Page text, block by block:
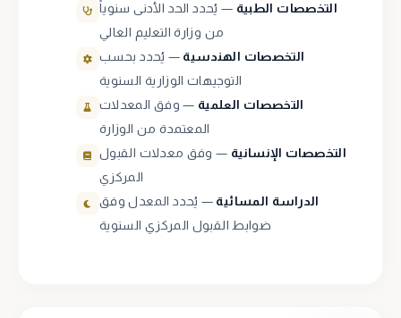
التخصصات الطبية — يُحدد الحد الأدنى سنوياً
من وزارة التعليم العالي
التخصصات الهندسية — يُحدد بحسب
التوجيهات الوزارية السنوية
التخصصات العلمية — وفق المعدلات
المعتمدة من الوزارة
التخصصات الإنسانية — وفق معدلات القبول
المركزي
الدراسة المسائية — يُحدد المعدل وفق
ضوابط القبول المركزي السنوية